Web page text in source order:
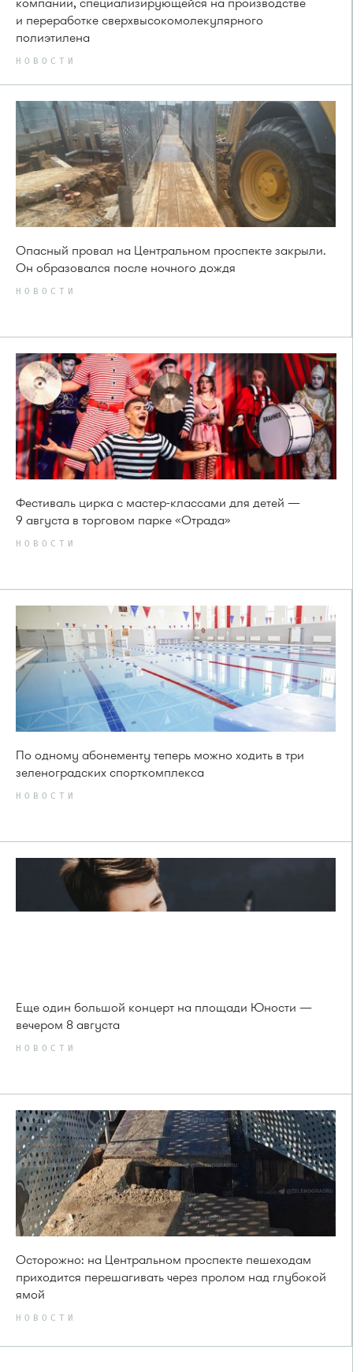
и переработке сверхвысокомолекулярного
полиэтилена
НОВОСТИ
Опасный провал на Центральном проспекте закрыли.
Он образовался после ночного дождя
НОВОСТИ
Фестиваль цирка с мастер-классами для детей —
9 августа в торговом парке «Отрада»
НОВОСТИ
По одному абонементу теперь можно ходить в три
зеленоградских спорткомплекса
НОВОСТИ
Еще один большой концерт на площади Юности —
вечером 8 августа
НОВОСТИ
Осторожно: на Центральном проспекте пешеходам
приходится перешагивать через пролом над глубокой
ямой
НОВОСТИ